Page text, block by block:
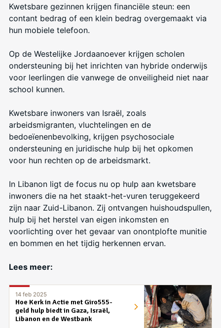
Kwetsbare gezinnen krijgen financiële steun: een
contant bedrag of een klein bedrag overgemaakt via
hun mobiele telefoon.
Op de Westelijke Jordaanoever krijgen scholen
ondersteuning bij het inrichten van hybride onderwijs
voor leerlingen die vanwege de onveiligheid niet naar
school kunnen.
Kwetsbare inwoners van Israël, zoals
arbeidsmigranten, vluchtelingen en de
bedoeïenenbevolking, krijgen psychosociale
ondersteuning en juridische hulp bij het opkomen
voor hun rechten op de arbeidsmarkt.
In Libanon ligt de focus nu op hulp aan kwetsbare
inwoners die na het staakt-het-vuren teruggekeerd
zijn naar Zuid-Libanon. Zij ontvangen huishoudspullen,
hulp bij het herstel van eigen inkomsten en
voorlichting over het gevaar van onontplofte munitie
en bommen en het tijdig herkennen ervan.
Lees meer:
Hoe Kerk in Actie met Giro555-
geld hulp biedt in Gaza, Israël,
Libanon en de Westbank
14 feb 2025